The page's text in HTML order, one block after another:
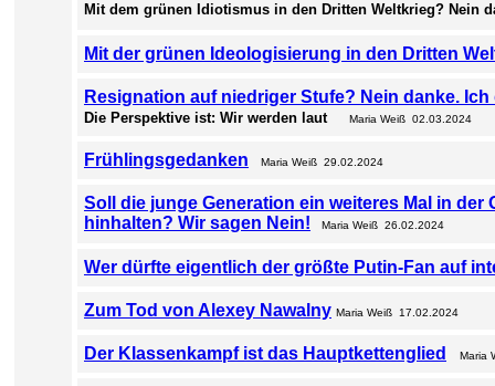
Mit dem grünen Idiotismus in den Dritten Weltkrieg? Nein
Mit der grünen Ideologisierung in den Dritten
Resignation auf niedriger Stufe? Nein danke.
Die Perspektive ist: Wir werden laut Maria Weiß 02.03.2024
Frühlingsgedanken Maria Weiß 29.02.2024
Soll die junge Generation ein weiteres Mal in
hinhalten? Wir sagen Nein!
Maria Weiß 26.02.2024
Wer dürfte eigentlich der größte Putin-Fan auf
Zum Tod von Alexey Nawalny Maria Weiß 17.02.2024
Der Klassenkampf ist das Hauptkettenglied Maria